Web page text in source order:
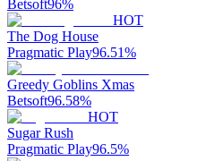
Betsoft96%
HOT
The Dog House
Pragmatic Play96.51%
Greedy Goblins Xmas
Betsoft96.58%
HOT
Sugar Rush
Pragmatic Play96.5%